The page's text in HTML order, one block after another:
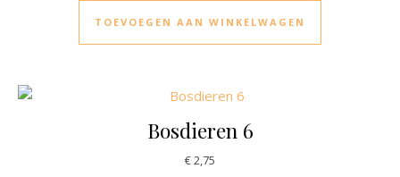
TOEVOEGEN AAN WINKELWAGEN
Bosdieren 6
€2,75